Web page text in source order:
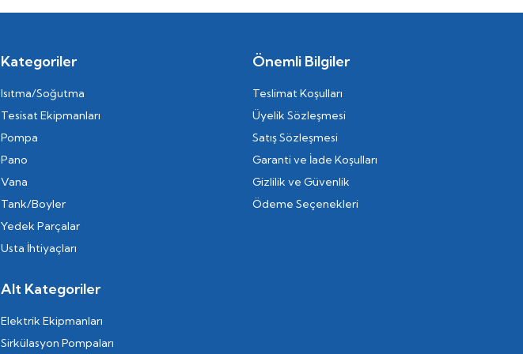
Kategoriler
Isıtma/Soğutma
Tesisat Ekipmanları
Pompa
Pano
Vana
Tank/Boyler
Yedek Parçalar
Usta İhtiyaçları
Önemli Bilgiler
Teslimat Koşulları
Üyelik Sözleşmesi
Satış Sözleşmesi
Garanti ve İade Koşulları
Gizlilik ve Güvenlik
Ödeme Seçenekleri
Alt Kategoriler
Elektrik Ekipmanları
Sirkülasyon Pompaları